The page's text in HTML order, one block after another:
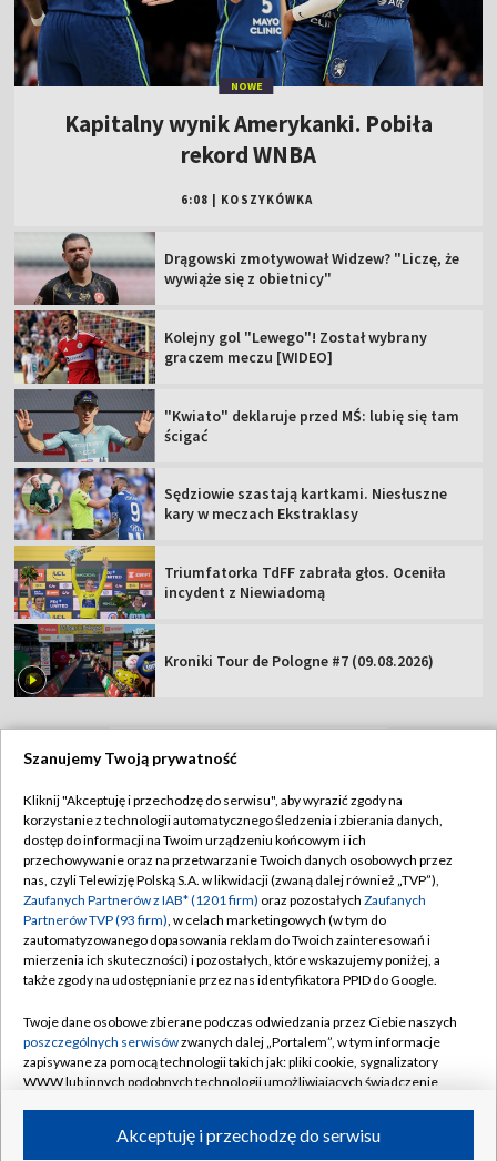
NOWE
Kapitalny wynik Amerykanki. Pobiła
rekord WNBA
6:08 KOSZYKÓWKA
Drągowski zmotywował Widzew? "Liczę, że
wywiąże się z obietnicy"
Kolejny gol "Lewego"! Został wybrany
graczem meczu [WIDEO]
"Kwiato" deklaruje przed MŚ: lubię się tam
ścigać
Sędziowie szastają kartkami. Niesłuszne
kary w meczach Ekstraklasy
Triumfatorka TdFF zabrała głos. Oceniła
incydent z Niewiadomą
Kroniki Tour de Pologne #7 (09.08.2026)
Abonament TVP
Sklep TVP
Biuro Reklamy
Oferta Handlowa
Telegazeta ogłoszenia
Rada Programowa
Ogłoszenia przetargowe
Akademia Telewizyjna
Informacje o nadawcy
Regulamin TVP
Polityka prywatności
Moje zgody
Biuro reklamy
Kontakt
Kanały
©2026 Telewizja Polska Spółka Akcyjna w likwidacji
Szanujemy Twoją prywatność
Kliknij "Akceptuję i przechodzę do serwisu", aby wyrazić zgody na
korzystanie z technologii automatycznego śledzenia i zbierania danych,
dostęp do informacji na Twoim urządzeniu końcowym i ich
przechowywanie oraz na przetwarzanie Twoich danych osobowych przez
nas, czyli Telewizję Polską S.A. w likwidacji (zwaną dalej również „TVP”),
Zaufanych Partnerów z IAB* (1201 firm) oraz pozostałych Zaufanych
Partnerów TVP (93 firm), w celach marketingowych (w tym do
zautomatyzowanego dopasowania reklam do Twoich zainteresowań i
mierzenia ich skuteczności) i pozostałych, które wskazujemy poniżej, a
także zgody na udostępnianie przez nas identyfikatora PPID do Google.
Twoje dane osobowe zbierane podczas odwiedzania przez Ciebie naszych
poszczególnych serwisówzwanych dalej „Portalem”, w tym informacje
zapisywane za pomocą technologii takich jak: pliki cookie, sygnalizatory
WWW lub innych podobnych technologii umożliwiających świadczenie
ruchu w Internecie.Akceptuję i przechodzę do serwisu